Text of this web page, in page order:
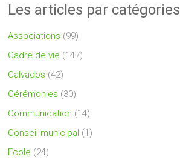
Les articles par catégories
Associations (99)
Cadre de vie (147)
Calvados (42)
Cérémonies (30)
Communication (14)
Conseil municipal (1)
Ecole (24)